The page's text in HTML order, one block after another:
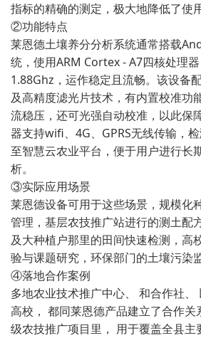
指标的精确的测定，极大地降低了使
②功能特点
莱恩德土壤养分分析系统通常搭载
统，使用ARM Cortex - A7四核处理
1.88Ghz，运作稳定且流畅。该设备
及高精度滤光片技术，有内置校准功
流稳压，还可光强自动校准，以此保
器支持wifi、4G、GPRS无线传输，
至智慧云农业平台，便于用户进行长
析。
③实际应用场景
莱恩德设备可用于这些场景，规模化
管理，基层农技推广站进行的测土配
及大种植户那里的田间快速检测，高
验与课题研究，环保部门的土壤污染
④落地合作案例
多地农业技术推广中心、 和合作社
高校， 都同莱恩德产品建立了合作关
级农技推广项目里， 用于覆盖全县